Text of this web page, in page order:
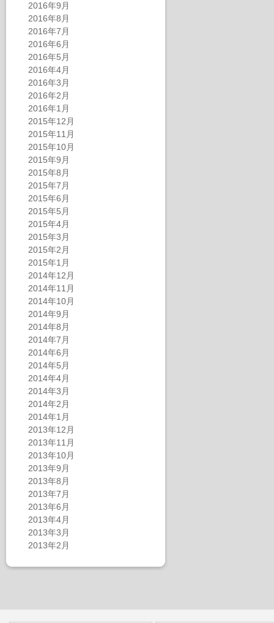
2016年9月
2016年8月
2016年7月
2016年6月
2016年5月
2016年4月
2016年3月
2016年2月
2016年1月
2015年12月
2015年11月
2015年10月
2015年9月
2015年8月
2015年7月
2015年6月
2015年5月
2015年4月
2015年3月
2015年2月
2015年1月
2014年12月
2014年11月
2014年10月
2014年9月
2014年8月
2014年7月
2014年6月
2014年5月
2014年4月
2014年3月
2014年2月
2014年1月
2013年12月
2013年11月
2013年10月
2013年9月
2013年8月
2013年7月
2013年6月
2013年4月
2013年3月
2013年2月